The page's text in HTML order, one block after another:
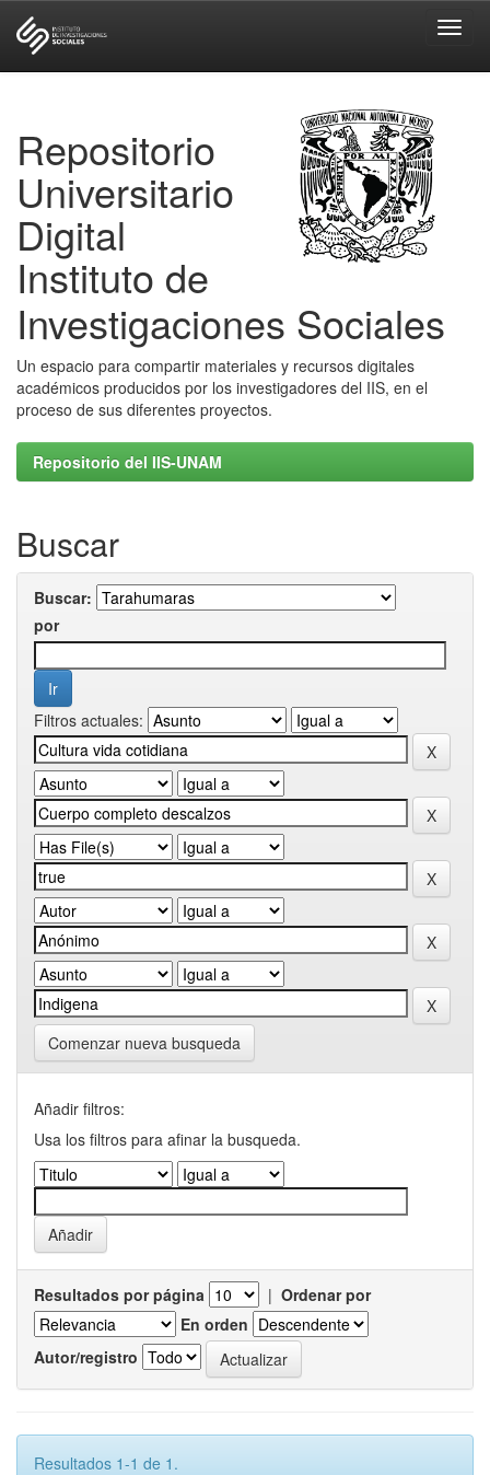
Repositorio
Universitario
Digital
Instituto de
Investigaciones Sociales
Un espacio para compartir materiales y recursos digitales
académicos producidos por los investigadores del IIS, en el
proceso de sus diferentes proyectos.
Repositorio del IIS-UNAM
Buscar
Buscar:
por
Filtros actuales:
Comenzar nueva busqueda
Añadir filtros:
Usa los filtros para afinar la busqueda.
Resultados por página | Ordenar por
En orden
Autor/registro
Resultados 1-1 de 1.